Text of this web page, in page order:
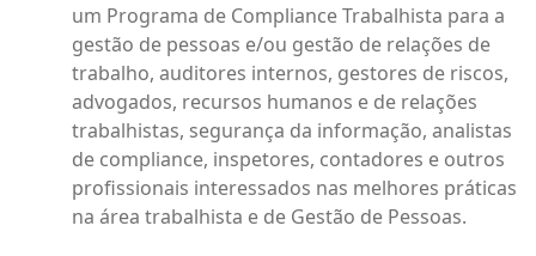
um Programa de Compliance Trabalhista para a
gestão de pessoas e/ou gestão de relações de
trabalho, auditores internos, gestores de riscos,
advogados, recursos humanos e de relações
trabalhistas, segurança da informação, analistas
de compliance, inspetores, contadores e outros
profissionais interessados nas melhores práticas
na área trabalhista e de Gestão de Pessoas.